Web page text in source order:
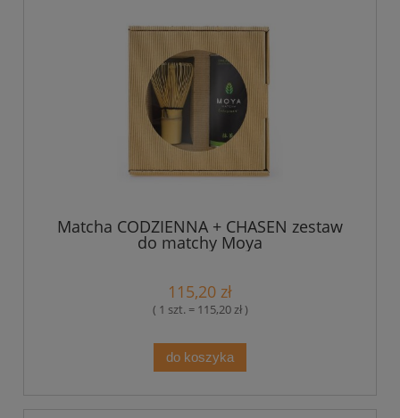
Matcha CODZIENNA + CHASEN zestaw
do matchy Moya
115,20 zł
( 1 szt. = 115,20 zł )
do koszyka